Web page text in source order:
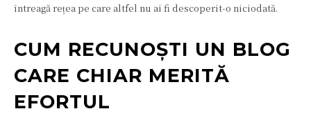
întreagă rețea pe care altfel nu ai fi descoperit-o niciodată.
CUM RECUNOȘTI UN BLOG
CARE CHIAR MERITĂ
EFORTUL